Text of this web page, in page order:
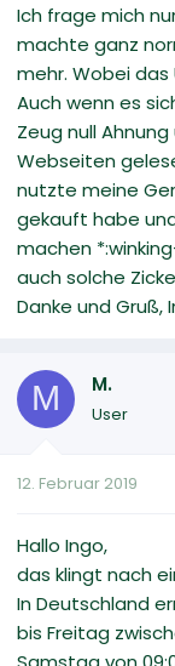
Ich frage mich
machte ganz
mehr. Wobei
Auch wenn es
Zeug null
Webseiten
nutzte meine
gekauft habe
machen
auch solche
Danke und Gruß,
M M.
User
12. Februar 2019
Hallo Ingo,
das klingt nach
In Deutschland
bis Freitag